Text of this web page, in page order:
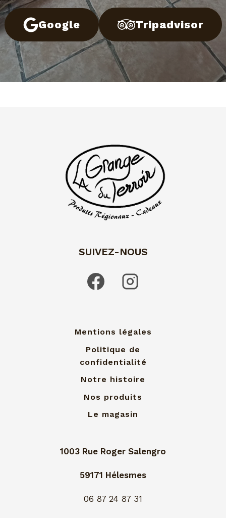
Google Tripadvisor
SUIVEZ-NOUS
Mentions légales
Politique de
confidentialité
Notre histoire
Nos produits
Le magasin
1003 Rue Roger Salengro
59171 Hélesmes
06 87 24 87 31